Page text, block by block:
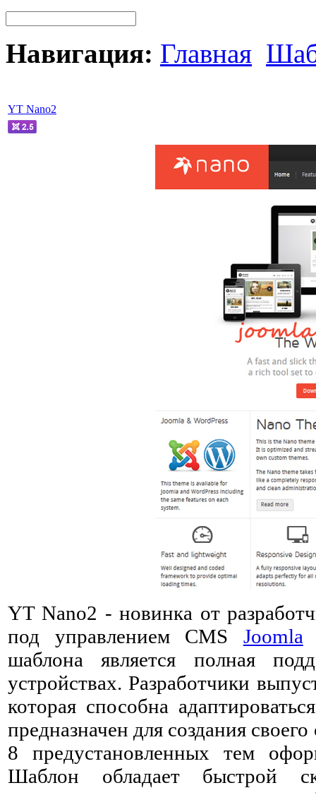
Навигация: Главная
YT Nano2
YT Nano2 - новинка от
под управлением CMS Joomla
шаблона является полная
устройствах. Разработчики
которая способна
предназначен для создания
8 предустановленных тем
Шаблон обладает быстрой